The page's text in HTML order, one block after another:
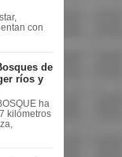
con
de
ríos y
ha
kilómetros